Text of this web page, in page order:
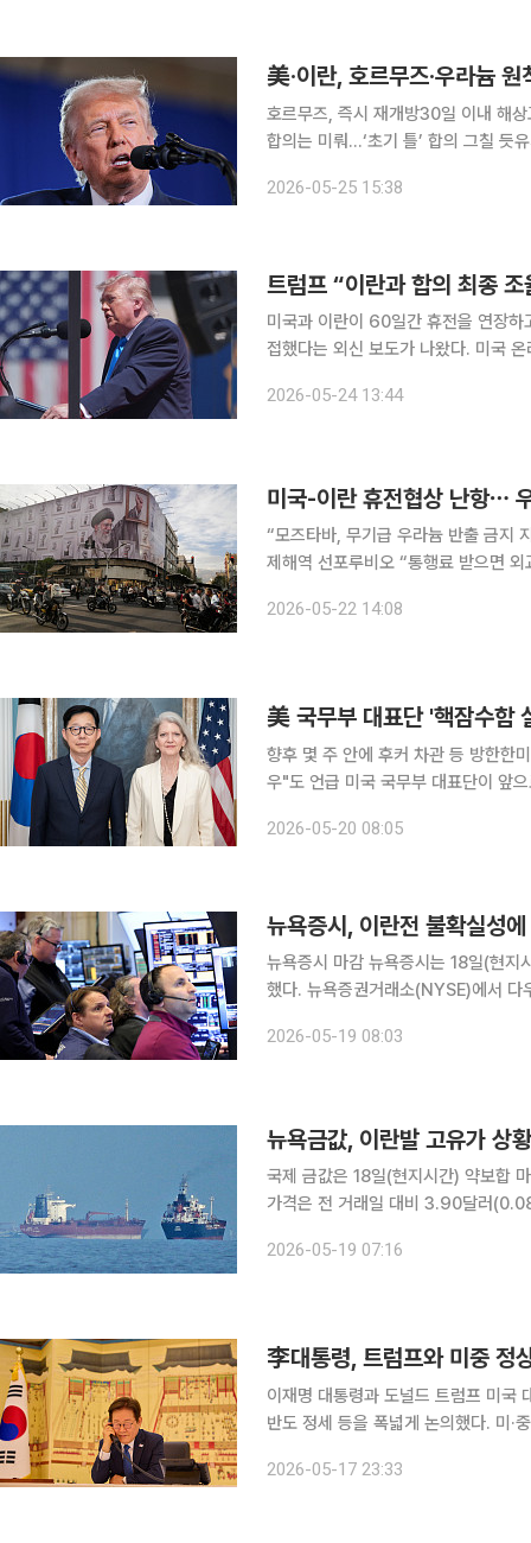
美·이란, 호르무즈·우라늄
호르무즈, 즉시 재개방30일 이내 해
합의는 미뤄…‘초기 틀’ 합의 그칠
2026-05-25 15:38
트럼프 “이란과 합의 최종
미국과 이란이 60일간 휴전을 연장하
접했다는 외신 보도가 나왔다. 미국 온라인매체 악시오스는 23일(현지시간) 미국과 이란이 60일간
안을 인용해 양측이 60일간 유효하며
2026-05-24 13:44
미국-이란 휴전협상 난항⋯
“모즈타바, 무기급 우라늄 반출 금지
제해역 선포루비오 “통행료 받으면 외교적 합의 불가” 미국과 이란
신은 소식통을 인용해 모즈타바 하메
2026-05-22 14:08
美 국무부 대표단 '핵잠수함
향후 몇 주 안에 후커 차관 등 방한한
우"도 언급 미국 국무부 대표단이 앞으로 몇 주 이내에 한국을 방문, 핵추진 잠수함 건조에 대한 미
미국 국무부는 ‘한미 안보 및 경제 협
2026-05-20 08:05
뉴욕증시 마감 뉴욕증시는 18일(현지시간) 기술주 차익실현과 이란전 불확실성속에서 혼조로 종료
했다. 뉴욕증권거래소(NYSE)에서 다우존스30산업평균지수는 전 거래일 대비 159.95포인트
(0.07%) 하락한 7403.05에, 기술주
2026-05-19 08:03
뉴욕금값, 이란발 고유가
국제 금값은 18일(현지시간) 약보합 마감했다. 뉴욕상품거래소(COMEX)에서
가격은 전 거래일 대비 3.90달러
간 종전 협상이 눈에 띄는 진전이 없는
2026-05-19 07:16
이재명 대통령과 도널드 트럼프 미국
반도 정세 등을 폭넓게 논의했다. 미·
강유정 청와대 수석대변인은 서면 브
2026-05-17 23:33